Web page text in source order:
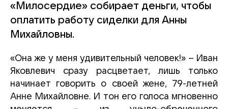
«Милосердие» собирает деньги, чтобы
оплатить работу сиделки для Анны
Михайловны.
«Она же у меня удивительный человек!» – Иван
Яковлевич сразу расцветает, лишь только
начинает говорить о своей жене, 79-летней
Анне Михайловне. И тон его голоса мгновенно